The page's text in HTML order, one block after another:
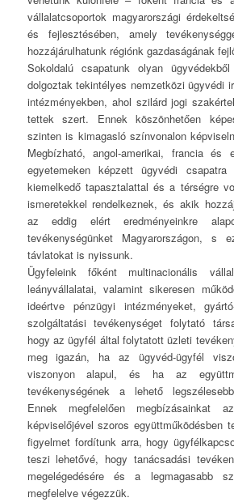
vállalatcsoportok magyarországi
és fejlesztésében, amely
hozzájárulhatunk régiónk gazdaságának
Sokoldalú csapatunk olyan
dolgoztak tekintélyes nemzetközi ügyvédi
intézményekben, ahol szilárd jogi
tettek szert. Ennek köszönhetően
szinten is kimagasló színvonalon
Megbízható, angol-amerikai, francia és
egyetemeken képzett ügyvédi csapatra
kiemelkedő tapasztalattal és a térségre
ismeretekkel rendelkeznek, és akik
az eddig elért eredményeinkre
tevékenységünket Magyarországon, s
távlatokat is nyissunk.
Ügyfeleink főként multinacionális
leányvállalatai, valamint sikeresen
ideértve pénzügyi intézményeket,
szolgáltatási tevékenységet folytató
hogy az ügyfél által folytatott üzleti
meg igazán, ha az ügyvéd-ügyfél
viszonyon alapul, és ha az
tevékenységének a lehető
Ennek megfelelően megbízásainkat
képviselőjével szoros együttműködésben
figyelmet fordítunk arra, hogy
teszi lehetővé, hogy tanácsadási
megelégedésére és a legmagasabb
megfelelve végezzük.